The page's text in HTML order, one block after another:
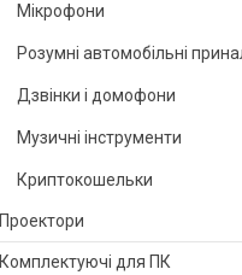
Мікрофони
Розумні автомобільні
Дзвінки і домофони
Музичні інструменти
Криптокошельки
Проектори
Комплектуючі для ПК